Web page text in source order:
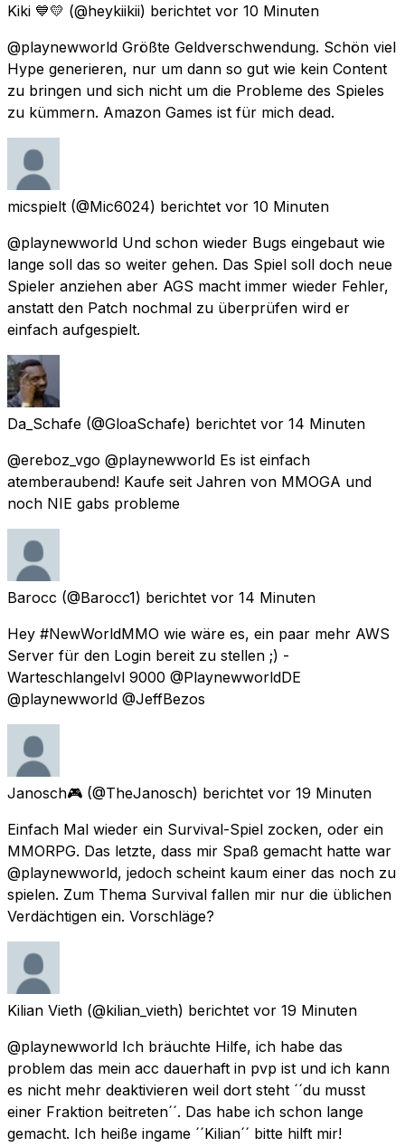
Kiki 💙💛 (@heykiikii) berichtet vor 10 Minuten
@playnewworld Größte Geldverschwendung. Schön viel
Hype generieren, nur um dann so gut wie kein Content
zu bringen und sich nicht um die Probleme des Spieles
zu kümmern. Amazon Games ist für mich dead.
micspielt (@Mic6024) berichtet vor 10 Minuten
@playnewworld Und schon wieder Bugs eingebaut wie
lange soll das so weiter gehen. Das Spiel soll doch neue
Spieler anziehen aber AGS macht immer wieder Fehler,
anstatt den Patch nochmal zu überprüfen wird er
einfach aufgespielt.
Da_Schafe (@GloaSchafe) berichtet vor 14 Minuten
@ereboz_vgo @playnewworld Es ist einfach
atemberaubend! Kaufe seit Jahren von MMOGA und
noch NIE gabs probleme
Barocc (@Barocc1) berichtet vor 14 Minuten
Hey #NewWorldMMO wie wäre es, ein paar mehr AWS
Server für den Login bereit zu stellen ;) -
Warteschlangelvl 9000 @PlaynewworldDE
@playnewworld @JeffBezos
Janosch🎮 (@TheJanosch) berichtet vor 19 Minuten
Einfach Mal wieder ein Survival-Spiel zocken, oder ein
MMORPG. Das letzte, dass mir Spaß gemacht hatte war
@playnewworld, jedoch scheint kaum einer das noch zu
spielen. Zum Thema Survival fallen mir nur die üblichen
Verdächtigen ein. Vorschläge?
Kilian Vieth (@kilian_vieth) berichtet vor 19 Minuten
@playnewworld Ich bräuchte Hilfe, ich habe das
problem das mein acc dauerhaft in pvp ist und ich kann
es nicht mehr deaktivieren weil dort steht ´´du musst
einer Fraktion beitreten´´. Das habe ich schon lange
gemacht. Ich heiße ingame ´´Kilian´´ bitte hilft mir!